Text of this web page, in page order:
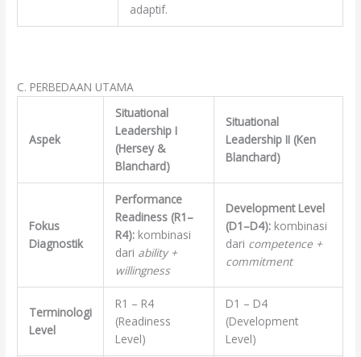
adaptif.
C. PERBEDAAN UTAMA
Aspek
Situational
Leadership I
(Hersey &
Blanchard)
Situational
Leadership II (Ken
Blanchard)
Fokus
Diagnostik
Performance
Readiness (R1–
R4):kombinasi
dari ability +
willingness
Development Level
(D1–D4):kombinasi
dari competence +
commitment
Terminologi
Level
R1 – R4
(Readiness
Level)
D1 – D4
(Development
Level)